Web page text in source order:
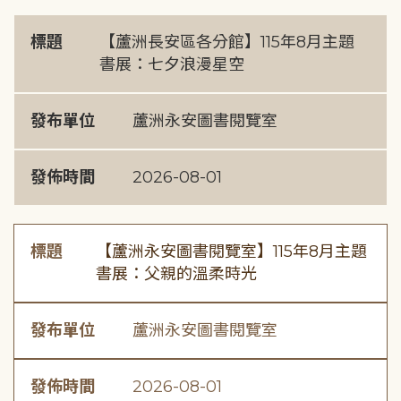
標題
【蘆洲長安區各分館】115年8月主題
書展：七夕浪漫星空
發布單位 蘆洲永安圖書閱覽室
發佈時間 2026-08-01
標題
【蘆洲永安圖書閱覽室】115年8月主題
書展：父親的溫柔時光
發布單位 蘆洲永安圖書閱覽室
發佈時間 2026-08-01